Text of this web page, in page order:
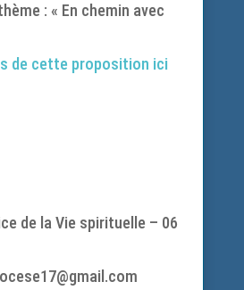
: « En chemin avec
de cette proposition ici
de la Vie spirituelle – 06